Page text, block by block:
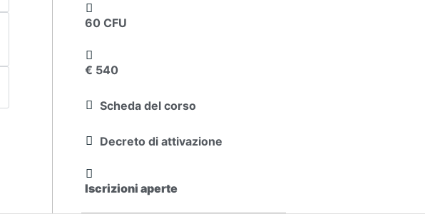
60 CFU
€ 540
Scheda del corso
Decreto di attivazione
Iscrizioni aperte